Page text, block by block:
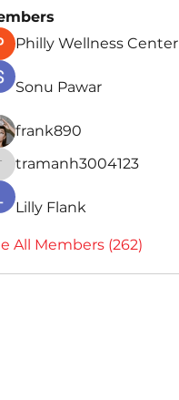
Philly Wellness Center
Sonu Pawar
frank890
tramanh3004123
Lilly Flank
All Members (262)